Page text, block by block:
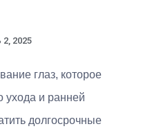
2025
глаз, которое
ухода и ранней
долгосрочные